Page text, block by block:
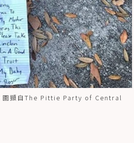
圖擷自The Pittie Party of Central